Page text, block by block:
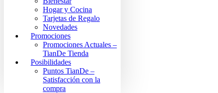
Hogar y Cocina
Tarjetas de Regalo
Novedades
Promociones
Promociones Actuales –
TianDe Tienda
Posibilidades
Puntos TianDe –
Satisfacción con la
compra